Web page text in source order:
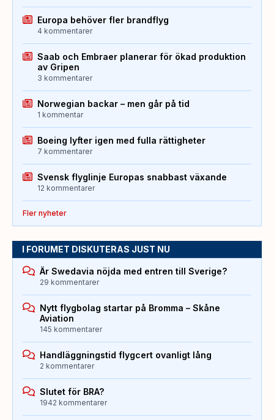
Europa behöver fler brandflyg
4 kommentarer
Saab och Embraer planerar för ökad produktion
av Gripen
3 kommentarer
Norwegian backar – men går på tid
1 kommentar
Boeing lyfter igen med fulla rättigheter
7 kommentarer
Svensk flyglinje Europas snabbast växande
12 kommentarer
Fler nyheter
I FORUMET DISKUTERAS JUST NU
Är Swedavia nöjda med entren till Sverige?
29 kommentarer
Nytt flygbolag startar på Bromma – Skåne
Aviation
145 kommentarer
Handläggningstid flygcert ovanligt lång
2 kommentarer
Slutet för BRA?
1942 kommentarer